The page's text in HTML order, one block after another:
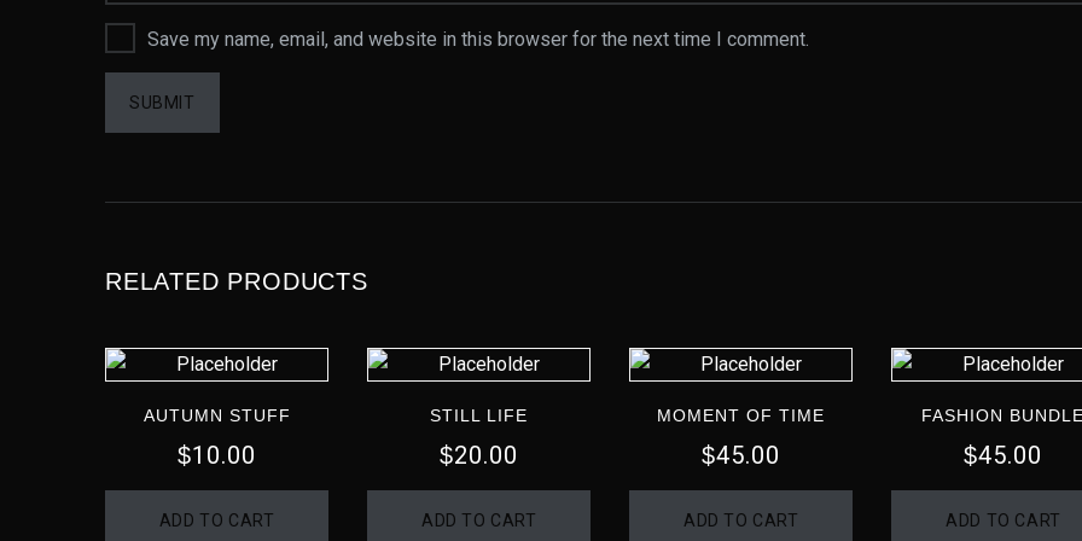
Save my name, email, and website in this browser for the next time I comment.
RELATED PRODUCTS
AUTUMN STUFF
$10.00
ADD TO CART
STILL LIFE
$20.00
ADD TO CART
MOMENT OF TIME
$45.00
ADD TO CART
FASHION
$45.00
ADD TO CART